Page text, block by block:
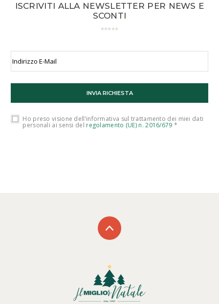
ISCRIVITI ALLA NEWSLETTER PER NEWS E
SCONTI
Ho preso visione dell’informativa sul trattamento dei miei dati
personali ai sensi del regolamento (UE) n. 2016/679 *